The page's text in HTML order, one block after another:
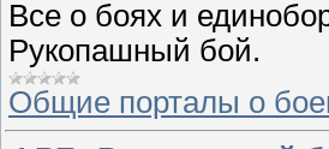
Все о боях и
Рукопашный бой.
Общие порталы о